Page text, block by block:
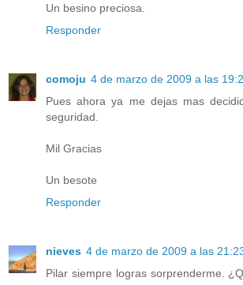
Un besino preciosa.
Responder
comoju 4 de marzo de 2009 a las
Pues ahora ya me dejas mas
seguridad.
Mil Gracias
Un besote
Responder
nieves 4 de marzo de 2009 a las
Pilar siempre logras sorprenderme.